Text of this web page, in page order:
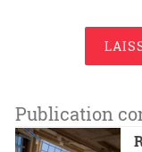
Publication